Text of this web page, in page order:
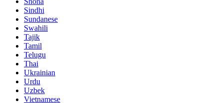
Sindhi
Sundanese
Swahili
Tajik
Tamil
Telugu
Thai
Ukrainian
Urdu
Uzbek
Vietnamese